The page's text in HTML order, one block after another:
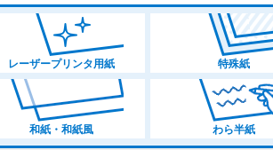
レーザープリンタ用紙 特殊紙
和紙・和紙風 わら半紙